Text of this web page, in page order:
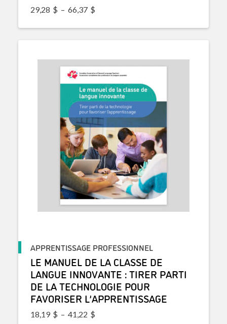
29,28 $ – 66,37 $
APPRENTISSAGE PROFESSIONNEL
LE MANUEL DE LA CLASSE DE
LANGUE INNOVANTE : TIRER PARTI
DE LA TECHNOLOGIE POUR
FAVORISER L’APPRENTISSAGE
18,19 $ – 41,22 $